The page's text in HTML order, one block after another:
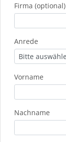
Firma (optional)
Anrede
Vorname
Nachname